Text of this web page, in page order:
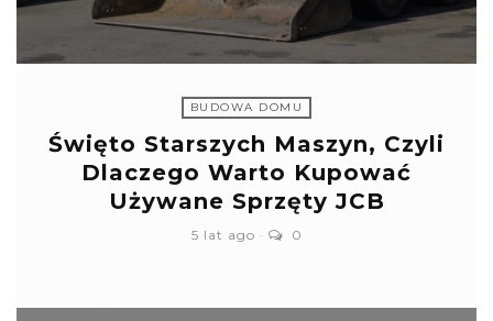
BUDOWA DOMU
Święto Starszych Maszyn, Czyli
Dlaczego Warto Kupować
Używane Sprzęty JCB
5 lat ago 0